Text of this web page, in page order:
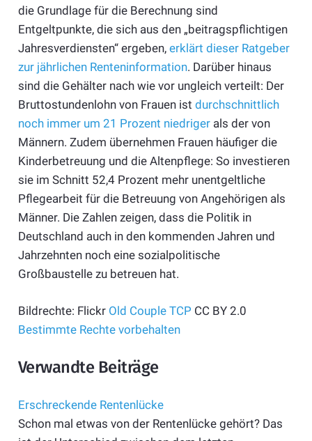
die Grundlage für die Berechnung sind
Entgeltpunkte, die sich aus den „beitragspflichtigen
Jahresverdiensten“ ergeben, erklärt dieser Ratgeber
zur jährlichen Renteninformation. Darüber hinaus
sind die Gehälter nach wie vor ungleich verteilt: Der
Bruttostundenlohn von Frauen ist durchschnittlich
noch immer um 21 Prozent niedrigerals der von
Männern. Zudem übernehmen Frauen häufiger die
Kinderbetreuung und die Altenpflege: So investieren
sie im Schnitt 52,4 Prozent mehr unentgeltliche
Pflegearbeit für die Betreuung von Angehörigen als
Männer. Die Zahlen zeigen, dass die Politik in
Deutschland auch in den kommenden Jahren und
Jahrzehnten noch eine sozialpolitische
Großbaustelle zu betreuen hat.
Bildrechte: Flickr Old Couple TCP CC BY 2.0
Bestimmte Rechte vorbehalten
Verwandte Beiträge
Erschreckende Rentenlücke
Schon mal etwas von der Rentenlücke gehört? Das